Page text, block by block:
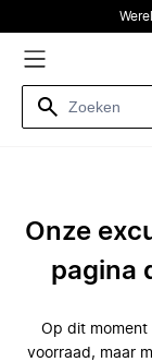
Onze
pagina
Op dit
voorraad, maar